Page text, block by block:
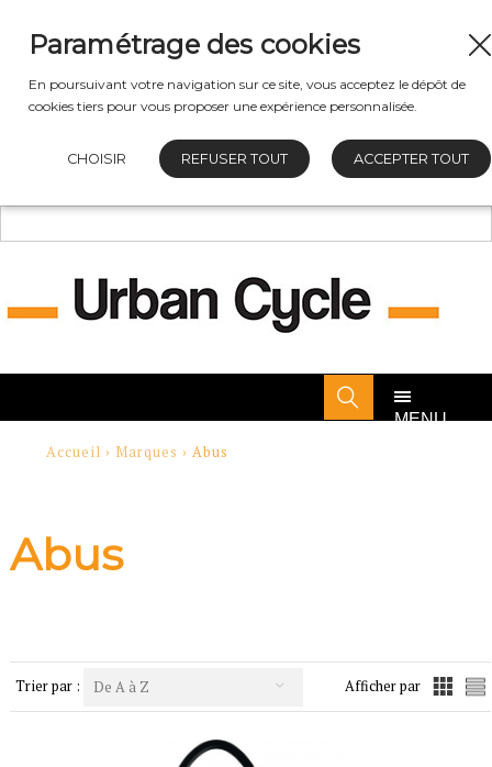
MENU
Accueil › Marques › Abus
Abus
Afficher par
Trier par : De A à Z
Paramétrage des cookies
En poursuivant votre navigation sur ce site, vous acceptez le dépôt de
cookies tiers pour vous proposer une expérience personnalisée.
CHOISIR REFUSER TOUT ACCEPTER TOUT